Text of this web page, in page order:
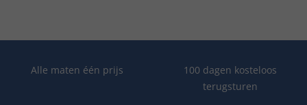
Alle maten één prijs
100 dagen kosteloos
terugsturen